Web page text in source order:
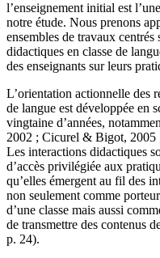
l’enseignement initial est
notre étude. Nous prenons
ensembles de travaux centrés
didactiques en classe de
des enseignants sur leurs
L’orientation actionnelle des
de langue est développée en
vingtaine d’années,
2002 ; Cicurel & Bigot,
Les interactions didactiques
d’accès privilégiée aux
qu’elles émergent au fil des
non seulement comme
d’une classe mais aussi
de transmettre des contenus
p. 24).